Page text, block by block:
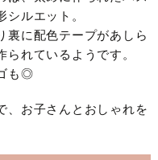
シルエット。
裏に配色テープがあしら
れているようです。
も◎
、お子さんとおしゃれを